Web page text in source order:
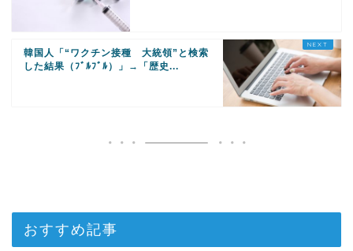
韓国人「“ワクチン接種 大統領”と検索
した結果（ﾌﾞﾙﾌﾞﾙ）」→「歴史...
おすすめ記事